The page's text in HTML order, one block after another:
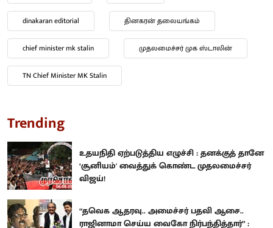
dinakaran editorial தினகரன் தலையங்கம்
chief minister mk stalin முதலமைச்சர் முக ஸ்டாலின்
TN Chief Minister MK Stalin
Trending
உதயநிதி ஏற்படுத்திய எழுச்சி : தனக்குத் தானே
‘சூனியம்' வைத்துக் கொண்ட முதலமைச்சர்
விஜய்!
“தவெக ஆதரவு.. அமைச்சர் பதவி ஆசை..
ராஜினாமா செய்ய வைகோ நிர்பந்தித்தார்” :